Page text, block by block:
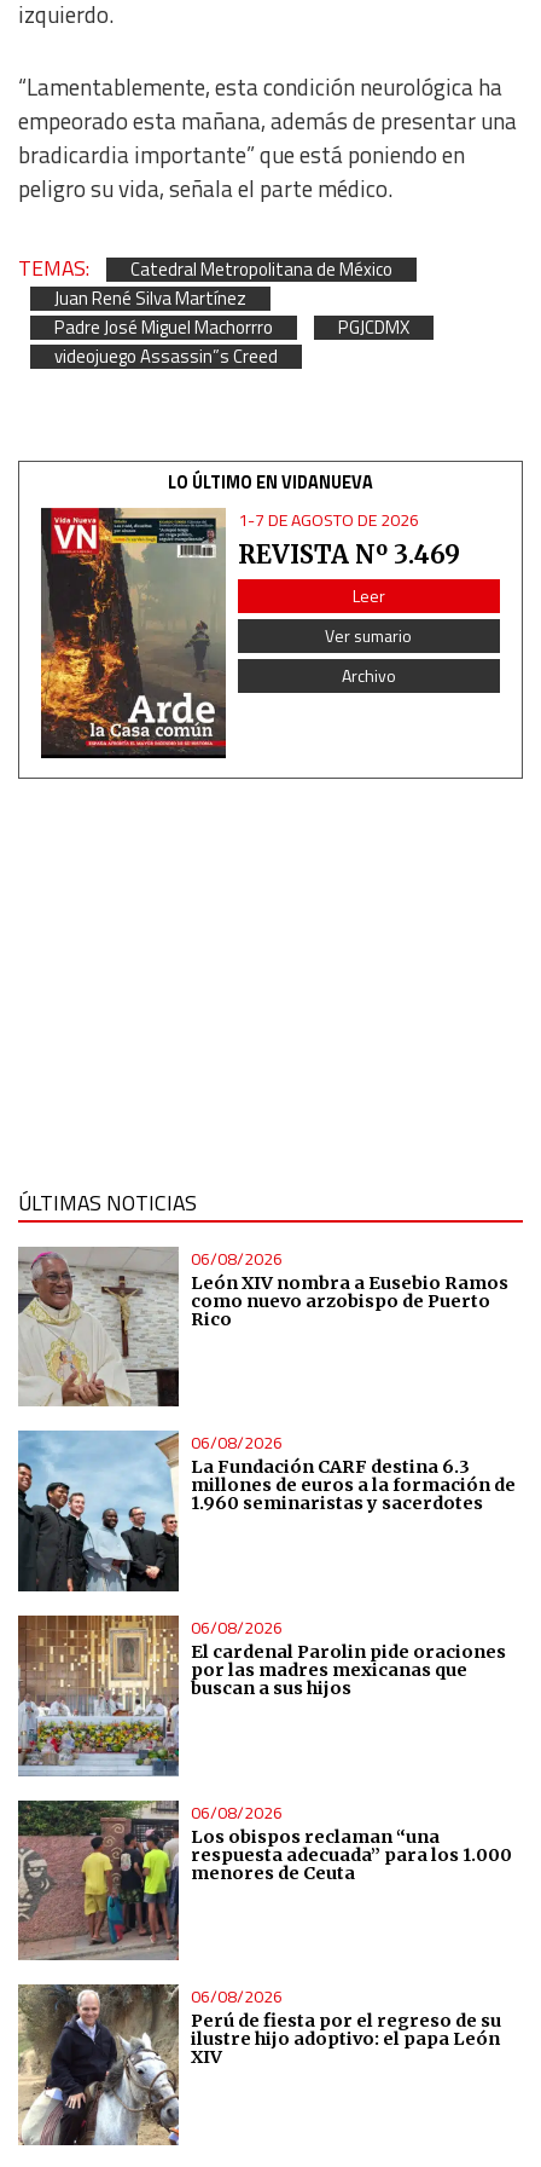
izquierdo.
“Lamentablemente, esta condición neurológica ha
empeorado esta mañana, además de presentar una
bradicardia importante” que está poniendo en
peligro su vida, señala el parte médico.
TEMAS:
Catedral Metropolitana de México
Juan René Silva Martínez
Padre José Miguel Machorrro
PGJCDMX
videojuego Assassin”s Creed
LO ÚLTIMO EN VIDANUEVA
1-7 DE AGOSTO DE 2026
REVISTA Nº 3.469
Leer
Ver sumario
Archivo
ÚLTIMAS NOTICIAS
06/08/2026
León XIV nombra a Eusebio Ramos
como nuevo arzobispo de Puerto
Rico
06/08/2026
La Fundación CARF destina 6.3
millones de euros a la formación de
1.960 seminaristas y sacerdotes
06/08/2026
El cardenal Parolin pide oraciones
por las madres mexicanas que
buscan a sus hijos
06/08/2026
Los obispos reclaman “una
respuesta adecuada” para los 1.000
menores de Ceuta
06/08/2026
Perú de fiesta por el regreso de su
ilustre hijo adoptivo: el papa León
XIV
Measure content performance
Understand audiences through statistics or combinations
of data from different sources
Develop and improve services
Use limited data to select content
IAB Special Features:
Use precise geolocation data
Non-IAB processing purposes:
Essential
Analytical
Functional
Advertising